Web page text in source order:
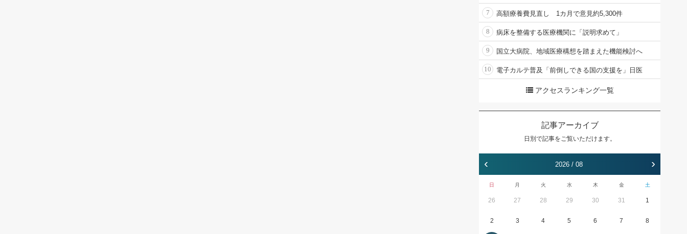
7 高額療養費見直し 1カ月で意見約5,300件
8 病床を整備する医療機関に「説明求めて」
9 国立大病院、地域医療構想を踏まえた機能検討へ
10 電子カルテ普及「前倒しできる国の支援を」日医
アクセスランキング一覧
記事アーカイブ
日別で記事をご覧いただけます。
‹ 2026 / 08 ›
日 月 火 水 木 金 土
26 27 28 29 30 31 1
2 3 4 5 6 7 8